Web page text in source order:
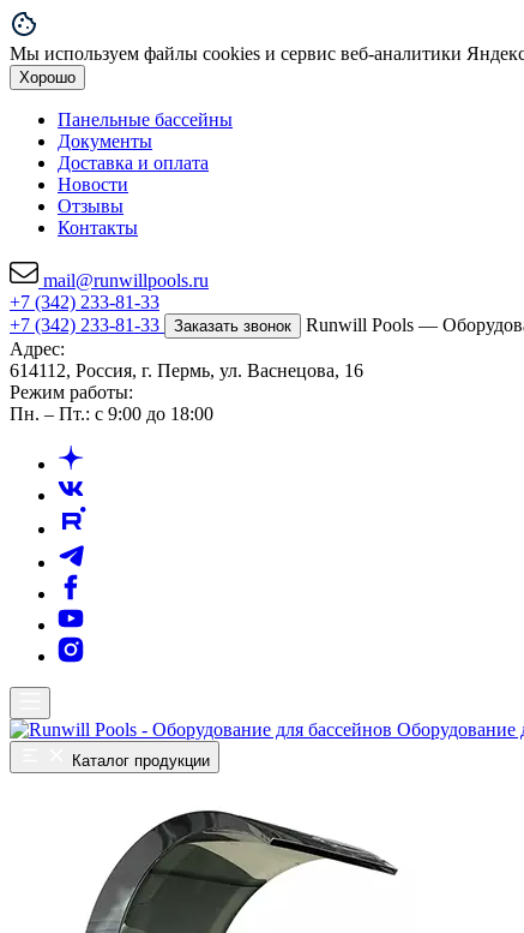
Мы используем файлы cookies и сервис веб-аналитики
Хорошо
Панельные бассейны
Документы
Доставка и оплата
Новости
Отзывы
Контакты
mail@runwillpools.ru
+7 (342) 233-81-33
+7 (342) 233-81-33
Заказать звонок
Runwill Pools —
Адрес:
614112, Россия, г. Пермь, ул. Васнецова, 16
Режим работы:
Пн. – Пт.: с 9:00 до 18:00
Оборудование
Каталог продукции